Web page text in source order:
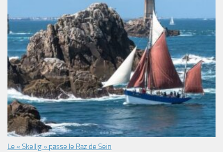
Le « Skellig » passe le Raz de Sein